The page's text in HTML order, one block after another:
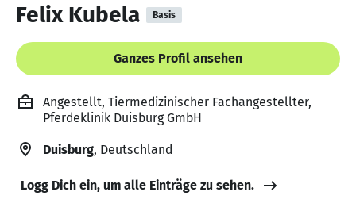
Felix Kubela Basis
Ganzes Profil ansehen
Angestellt, Tiermedizinischer Fachangestellter,
Pferdeklinik Duisburg GmbH
Duisburg, Deutschland
Logg Dich ein, um alle Einträge zu sehen.